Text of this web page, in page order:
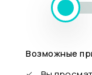
Возможные